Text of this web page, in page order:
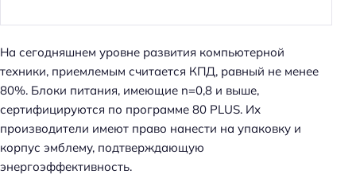
На сегодняшнем уровне развития компьютерной
техники, приемлемым считается КПД, равный не менее
80%. Блоки питания, имеющие n=0,8 и выше,
сертифицируются по программе 80 PLUS. Их
производители имеют право нанести на упаковку и
корпус эмблему, подтверждающую
энергоэффективность.